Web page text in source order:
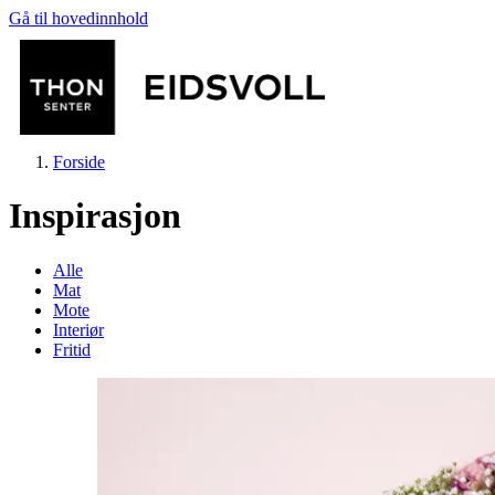
Gå til hovedinnhold
Butikker
Forside
Inspirasjon
Alle
Mat
Mote
Interiør
Fritid